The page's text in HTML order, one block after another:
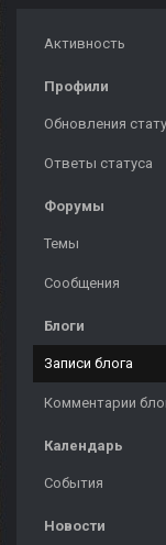
Активность
Профили
Обновления
Ответы статуса
Форумы
Темы
Сообщения
Блоги
Записи блога
Комментарии
Календарь
События
Новости